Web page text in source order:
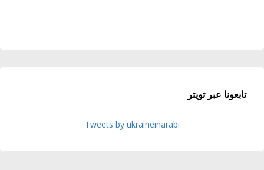
تابعونا عبر تويتر
Tweets by ukraineinarabi